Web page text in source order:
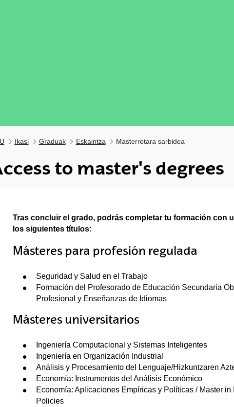
Ikasi Graduak Eskaintza Masterretara sarbidea
to master's degrees
Tras concluir el grado, podrás completar tu formación con
los siguientes títulos:
Másteres para profesión regulada
Seguridad y Salud en el Trabajo
Formación del Profesorado de Educación Secundaria
Profesional y Enseñanzas de Idiomas
Másteres universitarios
Ingeniería Computacional y Sistemas Inteligentes
Ingeniería en Organización Industrial
Análisis y Procesamiento del Lenguaje/Hizkuntzaren
Economía: Instrumentos del Análisis Económico
Economía: Aplicaciones Empíricas y Políticas / Master
Policies